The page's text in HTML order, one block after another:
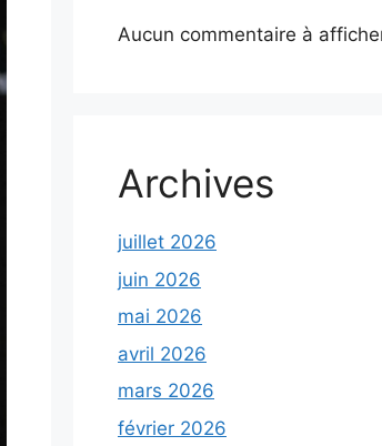
Aucun commentaire à
Archives
juillet 2026
juin 2026
mai 2026
avril 2026
mars 2026
février 2026